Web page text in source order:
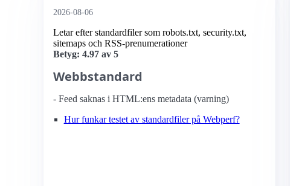
2026-08-06
Letar efter standardfiler som robots.txt, security.txt,
sitemaps och RSS-prenumerationer
Betyg: 4.97 av 5
Webbstandard
- Feed saknas i HTML:ens metadata (varning)
Hur funkar testet av standardfiler på Webperf?